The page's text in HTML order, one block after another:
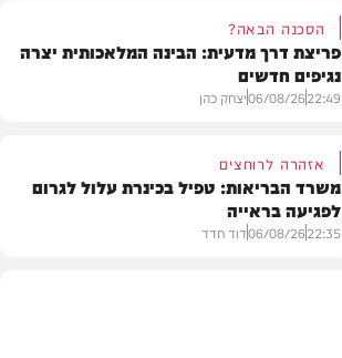
הסכנה הבאה?
פריצת דרך מדעית: הבינה המלאכותית יצרה
נגיפים חדשים
22:49
06/08/26יצחק כהן
אזהרה לרוחצים
משרד הבריאות: טפיל בכינרת עלול לגרום
לפגיעה בראייה
22:35
06/08/26דוד חדד